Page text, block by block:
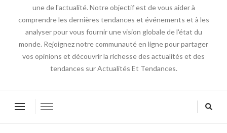
une de l'actualité. Notre objectif est de vous aider à
comprendre les dernières tendances et événements et à les
analyser pour vous fournir une vision globale de l'état du
monde. Rejoignez notre communauté en ligne pour partager
vos opinions et découvrir la richesse des actualités et des
tendances sur Actualités Et Tendances.